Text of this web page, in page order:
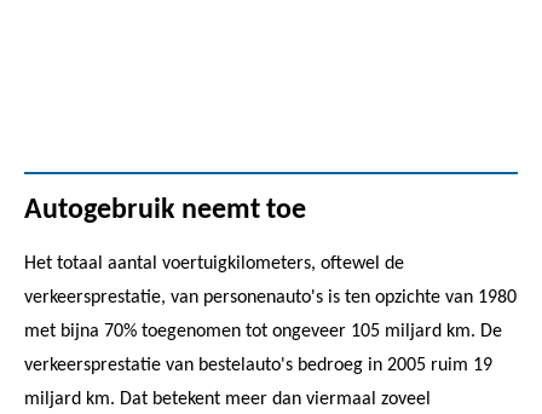
Autogebruik neemt toe
Het totaal aantal voertuigkilometers, oftewel de
verkeersprestatie, van personenauto's is ten opzichte van 1980
met bijna 70% toegenomen tot ongeveer 105 miljard km. De
verkeersprestatie van bestelauto's bedroeg in 2005 ruim 19
miljard km. Dat betekent meer dan viermaal zoveel